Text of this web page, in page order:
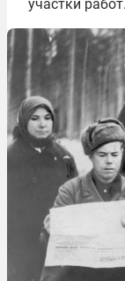
участки работ.